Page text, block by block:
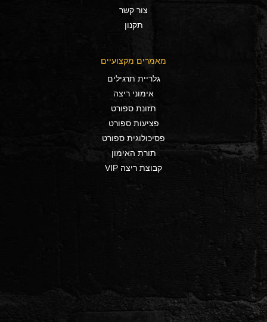
צור קשר
תקנון
מאמרים מקצועיים
גלריית תרגילים
אימוני ריצה
תזונת ספורט
פציעות ספורט
פסיכולוגית ספורט
תורת האימון
קבוצת ריצה VIP